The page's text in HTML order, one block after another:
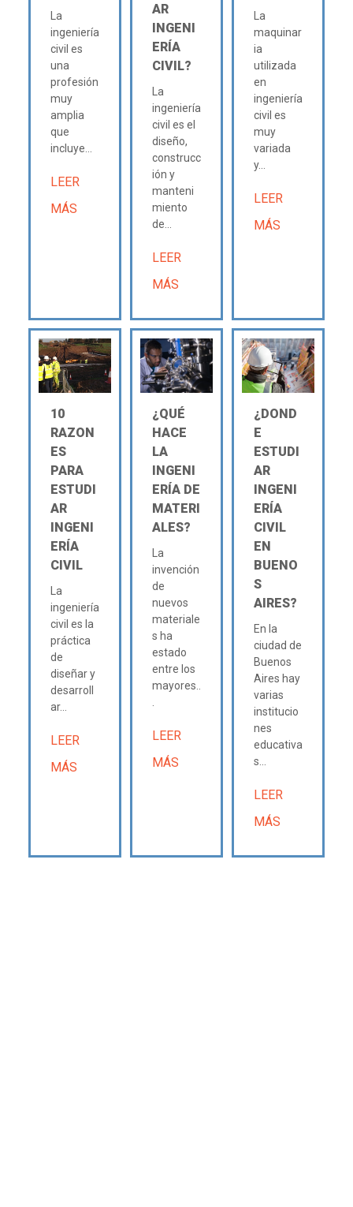
La
ingeniería
civil es
una
profesión
muy
amplia
que
incluye...
LEER
MÁS
AR
INGENI
ERÍA
CIVIL?
La
ingeniería
civil es el
diseño,
construcc
ión y
manteni
miento
de...
LEER
MÁS
La
maquinar
ia
utilizada
en
ingeniería
civil es
muy
variada
y...
LEER
MÁS
10
RAZON
ES
PARA
ESTUDI
AR
INGENI
ERÍA
CIVIL
La
ingeniería
civil es la
práctica
de
diseñar y
desarroll
ar...
LEER
MÁS
¿QUÉ
HACE
LA
INGENI
ERÍA DE
MATERI
ALES?
La
invención
de
nuevos
materiale
s ha
estado
entre los
mayores..
LEER
MÁS
¿DOND
E
ESTUDI
AR
INGENI
ERÍA
CIVIL
EN
BUENO
S
AIRES?
En la
ciudad de
Buenos
Aires hay
varias
institucio
nes
educativa
s...
LEER
MÁS